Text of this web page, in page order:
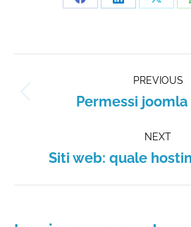
Share Share Share
di
PREVIOUS
Stile
Permessi
NEXT
Siti web: quale